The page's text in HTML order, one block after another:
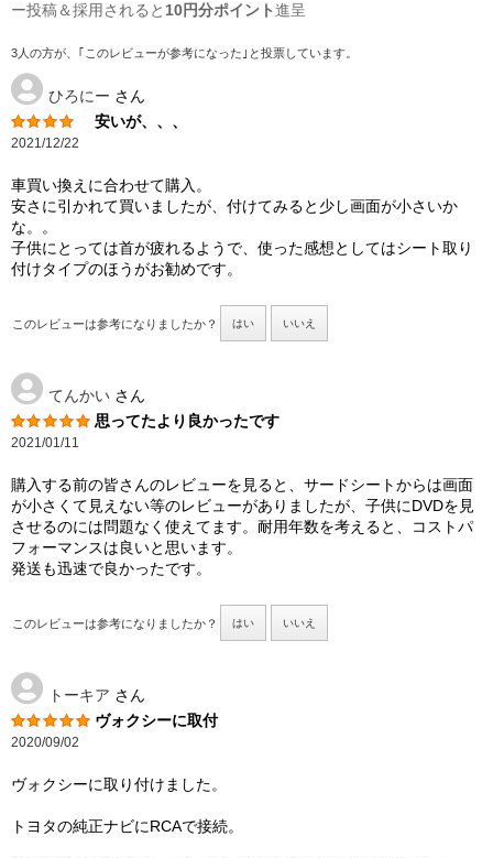
ー投稿＆採用されると 10円分ポイント進呈
3人の方が、｢このレビューが参考になった｣と投票しています。
ひろにー さん
安いが、、、
2021/12/22
車買い換えに合わせて購入。
安さに引かれて買いましたが、付けてみると少し画面が小さいか
な。。
子供にとっては首が疲れるようで、使った感想としてはシート取り
付けタイプのほうがお勧めです。
このレビューは参考になりましたか？ はい いいえ
てんかい さん
思ってたより良かったです
2021/01/11
購入する前の皆さんのレビューを見ると、サードシートからは画面
が小さくて見えない等のレビューがありましたが、子供にDVDを見
させるのには問題なく使えてます。耐用年数を考えると、コストパ
フォーマンスは良いと思います。
発送も迅速で良かったです。
このレビューは参考になりましたか？ はい いいえ
トーキア さん
ヴォクシーに取付
2020/09/02
ヴォクシーに取り付けました。
トヨタの純正ナビにRCAで接続。